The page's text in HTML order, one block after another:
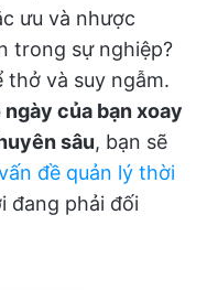
ưu và nhược
trong sự nghiệp?
thở và suy ngẫm.
của bạn xoay
sâu, bạn sẽ
đề quản lý thời
đang phải đối